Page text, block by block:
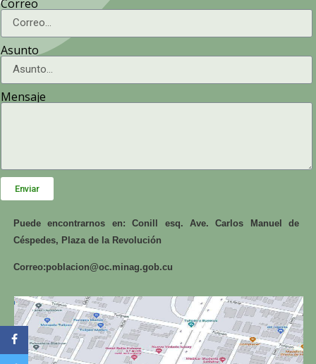
Correo
Asunto
Mensaje
Enviar
Puede encontrarnos en: Conill esq. Ave. Carlos Manuel de
Céspedes, Plaza de la Revolución
Correo:poblacion@oc.minag.gob.cu